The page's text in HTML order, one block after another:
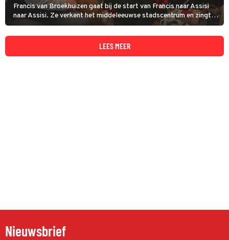
Francis van Broekhuizen gaat bij de start van Francis naar Assisi
naar Assisi. Ze verkent het middeleeuwse stadscentrum en zingt er
een kerstduet met de franciscaner broeder Alessandro, die met
zijn stem de wereld veroverde.
LEES MEER
Nieuwsbrief